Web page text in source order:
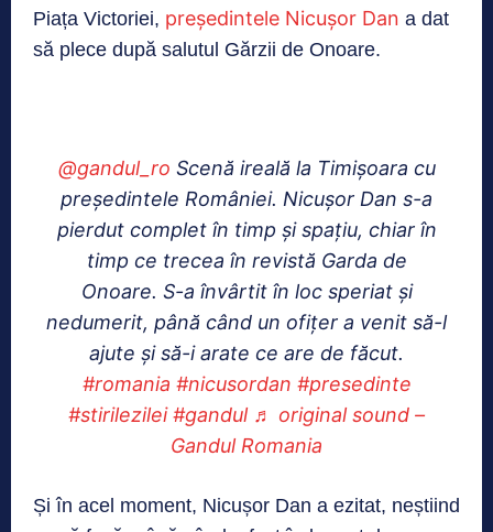
Piața Victoriei, președintele Nicușor Dan a dat
să plece după salutul Gărzii de Onoare.
@gandul_ro Scenă ireală la Timișoara cu
președintele României. Nicușor Dan s-a
pierdut complet în timp și spațiu, chiar în
timp ce trecea în revistă Garda de
Onoare. S-a învârtit în loc speriat și
nedumerit, până când un ofițer a venit să-l
ajute și să-i arate ce are de făcut.
#romania #nicusordan #presedinte
#stirilezilei #gandul ♬ original sound –
Gandul Romania
Și în acel moment, Nicușor Dan a ezitat, neștiind